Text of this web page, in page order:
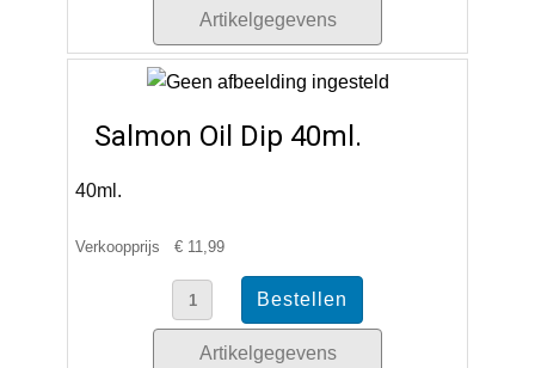
Artikelgegevens
Salmon Oil Dip 40ml.
40ml.
Verkoopprijs € 11,99
Artikelgegevens